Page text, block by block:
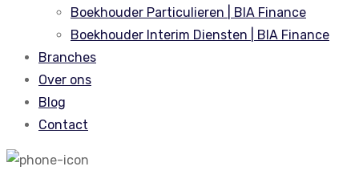
Boekhouder Particulieren | BIA Finance
Boekhouder Interim Diensten | BIA Finance
Branches
Over ons
Blog
Contact